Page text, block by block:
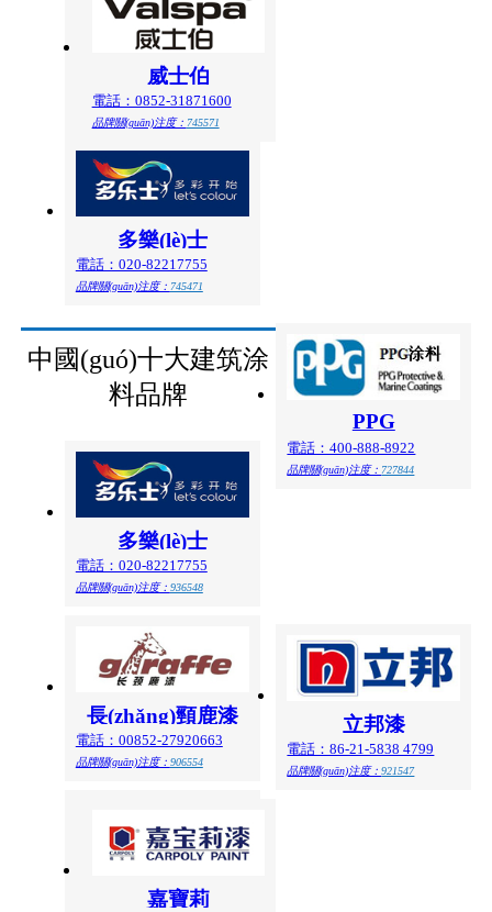
威士伯
電話：0852-31871600
品牌關(guān)注度： 745571
多樂(lè)士
電話：020-82217755
品牌關(guān)注度： 745471
PPG
電話：400-888-8922
品牌關(guān)注度： 727844
中國(guó)十大建筑涂
料品牌
多樂(lè)士
電話：020-82217755
品牌關(guān)注度： 936548
立邦漆
電話：86-21-5838 4799
品牌關(guān)注度：921547
長(zhǎng)頸鹿漆
電話：00852-27920663
品牌關(guān)注度： 906554
嘉寶莉